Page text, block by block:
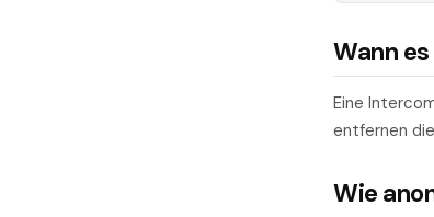
Wann
Eine
entfernen
Wie